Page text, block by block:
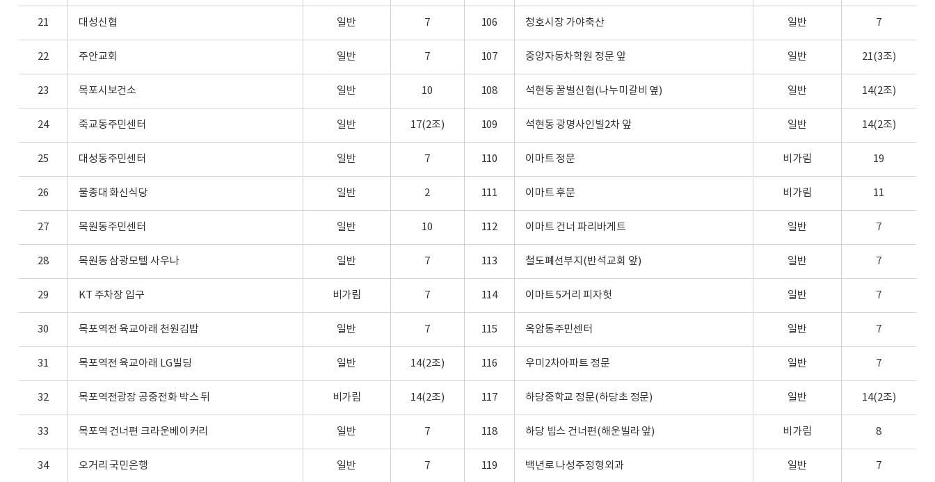
21 대성신협 일반 7 106 청호시장 가야축산 일반 7
22 주안교회 일반 7 107 중앙자동차학원 정문 앞 일반 21(3조)
23 목포시보건소 일반 10 108 석현동 꿀벌신협(나누미갈비 옆) 일반 14(2조)
24 죽교동주민센터 일반 17(2조) 109 석현동 광명사인빌2차 앞 일반 14(2조)
25 대성동주민센터 일반 7 110 이마트 정문 비가림 19
26 불종대 화신식당 일반 2 111 이마트 후문 비가림 11
27 목원동주민센터 일반 10 112 이마트 건너 파리바게트 일반 7
28 목원동 삼광모텔 사우나 일반 7 113 철도폐선부지(반석교회 앞) 일반 7
29 KT 주차장 입구 비가림 7 114 이마트 5거리 피자헛 일반 7
30 목포역전 육교아래 천원김밥 일반 7 115 옥암동주민센터 일반 7
31 목포역전 육교아래 LG빌딩 일반 14(2조) 116 우미2차아파트 정문 일반 7
32 목포역전광장 공중전화 박스 뒤 비가림 14(2조) 117 하당중학교 정문(하당초 정문) 일반 14(2조)
33 목포역 건너편 크라운베이커리 일반 7 118 하당 빕스 건너편(해운빌라 앞) 비가림 8
34 오거리 국민은행 일반 7 119 백년로 나성주정형외과 일반 7